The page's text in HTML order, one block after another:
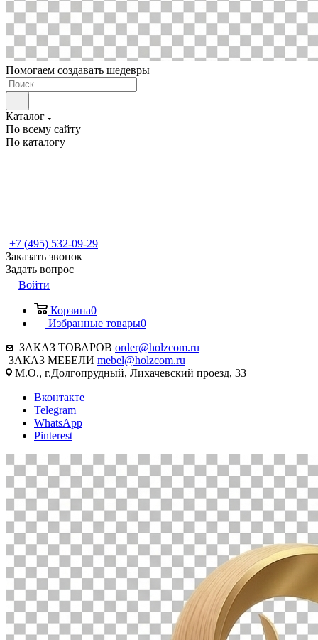
Помогаем создавать шедевры
Каталог
По всему сайту
По каталогу
+7 (495) 532-09-29
Заказать звонок
Задать вопрос
Войти
Корзина0
Избранные товары0
ЗАКАЗ ТОВАРОВ order@holzcom.ru
ЗАКАЗ МЕБЕЛИ mebel@holzcom.ru
М.О., г.Долгопрудный, Лихачевский проезд, 33
Вконтакте
Telegram
WhatsApp
Pinterest